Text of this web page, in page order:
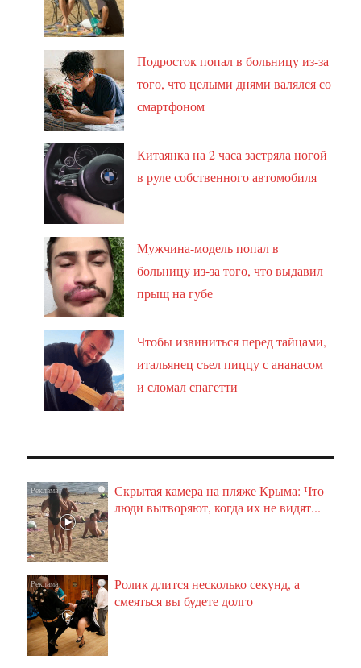
Подросток попал в больницу из-за
того, что целыми днями валялся со
смартфоном
Китаянка на 2 часа застряла ногой
в руле собственного автомобиля
Мужчина-модель попал в
больницу из-за того, что выдавил
прыщ на губе
Чтобы извиниться перед тайцами,
итальянец съел пиццу с ананасом
и сломал спагетти
i
Скрытая камера на пляже Крыма: Что
люди вытворяют, когда их не видят...
i
Ролик длится несколько секунд, а
смеяться вы будете долго